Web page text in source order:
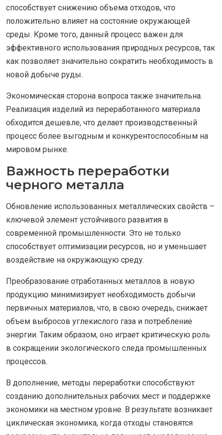
способствует снижению объема отходов, что
положительно влияет на состояние окружающей
среды. Кроме того, данный процесс важен для
эффективного использования природных ресурсов, так
как позволяет значительно сократить необходимость в
новой добыче руды.
Экономическая сторона вопроса также значительна.
Реализация изделий из переработанного материала
обходится дешевле, что делает производственный
процесс более выгодным и конкурентоспособным на
мировом рынке.
Важность переработки
черного металла
Обновление использованных металлических свойств –
ключевой элемент устойчивого развития в
современной промышленности. Это не только
способствует оптимизации ресурсов, но и уменьшает
воздействие на окружающую среду.
Преобразование отработанных металлов в новую
продукцию минимизирует необходимость добычи
первичных материалов, что, в свою очередь, снижает
объем выбросов углекислого газа и потребление
энергии. Таким образом, оно играет критическую роль
в сокращении экологического следа промышленных
процессов.
В дополнение, методы переработки способствуют
созданию дополнительных рабочих мест и поддержке
экономики на местном уровне. В результате возникает
циклическая экономика, когда отходы становятся